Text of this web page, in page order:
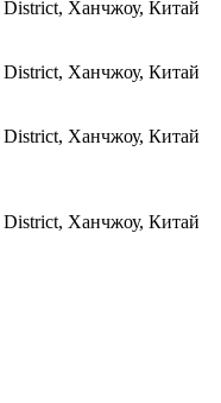
Ханчжоу, Китай
Ханчжоу, Китай
Ханчжоу, Китай
Ханчжоу, Китай